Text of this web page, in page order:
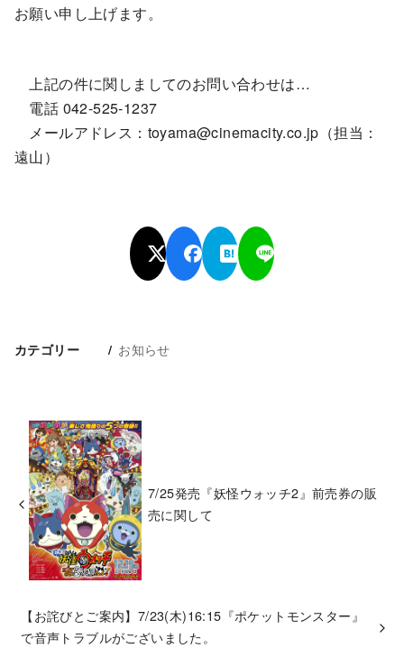
お願い申し上げます。
上記の件に関しましてのお問い合わせは…
電話 042-525-1237
メールアドレス：toyama@cinemacity.co.jp（担当：
遠山）
カテゴリー お知らせ
7/25発売『妖怪ウォッチ2』前売券の販
売に関して
【お詫びとご案内】7/23(木)16:15『ポケットモンスター』
で音声トラブルがございました。